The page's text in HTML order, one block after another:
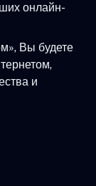
онлайн-
Вы будете
и